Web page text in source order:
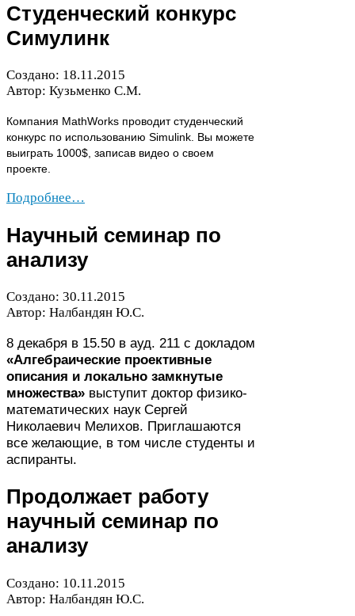
Студенческий конкурс
Симулинк
Создано: 18.11.2015
Автор: Кузьменко С.М.
Компания Math­Works проводит студенческий
конкурс по использованию Simulink. Вы можете
выиграть 1000$, записав видео о своем
проекте.
Подробнее…
Научный семинар по
анализу
Создано: 30.11.2015
Автор: Налбандян Ю.С.
8 декабря в 15.50 в ауд. 211 с докладом
«Алгебраические проективные
описания и локально замкнутые
множества» выступит доктор физико-​
математических наук Сергей
Николаевич Мелихов. Приглашаются
все желающие, в том числе студенты и
аспиранты.
Продолжает работу
научный семинар по
анализу
Создано: 10.11 .2015
Автор: Налбандян Ю.С.